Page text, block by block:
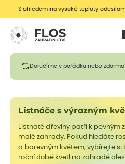
S ohledem na vysoké teploty
Doručíme v pořádku nebo
Listnáče s výrazným
Listnaté dřeviny patří k pevným
malé zahrady. Pokud hledáte
a barevným květem, vybírejte si
roční době kvetl na zahradě